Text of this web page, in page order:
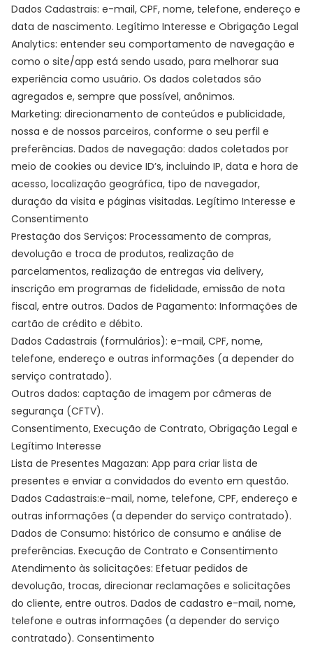
Dados Cadastrais: e-mail, CPF, nome, telefone, endereço e
data de nascimento. Legítimo Interesse e Obrigação Legal
Analytics: entender seu comportamento de navegação e
como o site/app está sendo usado, para melhorar sua
experiência como usuário. Os dados coletados são
agregados e, sempre que possível, anônimos.
Marketing: direcionamento de conteúdos e publicidade,
nossa e de nossos parceiros, conforme o seu perfil e
preferências. Dados de navegação: dados coletados por
meio de cookies ou device ID’s, incluindo IP, data e hora de
acesso, localização geográfica, tipo de navegador,
duração da visita e páginas visitadas. Legítimo Interesse e
Consentimento
Prestação dos Serviços: Processamento de compras,
devolução e troca de produtos, realização de
parcelamentos, realização de entregas via delivery,
inscrição em programas de fidelidade, emissão de nota
fiscal, entre outros. Dados de Pagamento: Informações de
cartão de crédito e débito.
Dados Cadastrais (formulários): e-mail, CPF, nome,
telefone, endereço e outras informações (a depender do
serviço contratado).
Outros dados: captação de imagem por câmeras de
segurança (CFTV).
Consentimento, Execução de Contrato, Obrigação Legal e
Legítimo Interesse
Lista de Presentes Magazan: App para criar lista de
presentes e enviar a convidados do evento em questão.
Dados Cadastrais:e-mail, nome, telefone, CPF, endereço e
outras informações (a depender do serviço contratado).
Dados de Consumo: histórico de consumo e análise de
preferências. Execução de Contrato e Consentimento
Atendimento às solicitações: Efetuar pedidos de
devolução, trocas, direcionar reclamações e solicitações
do cliente, entre outros. Dados de cadastro e-mail, nome,
telefone e outras informações (a depender do serviço
contratado). Consentimento